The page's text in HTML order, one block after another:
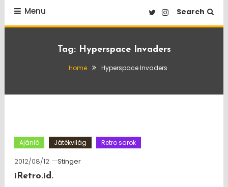
Menu Search
Tag: Hyperspace Invaders
Home Hyperspace Invaders
Ajánló Játékvilág Retro sarok
2012/08/12
Stinger
iRetro.id.